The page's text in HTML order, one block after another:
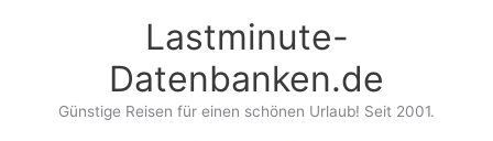
Lastminute-
Datenbanken.de
Günstige Reisen für einen schönen Urlaub! Seit 2001.